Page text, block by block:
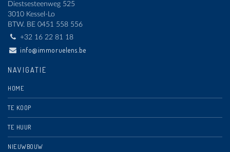
Diestsesteenweg 525
3010 Kessel-Lo
BTW. BE 0451 558 556
+32 16 22 81 18
info@immoruelens.be
NAVIGATIE
HOME
TE KOOP
TE HUUR
NIEUWBOUW